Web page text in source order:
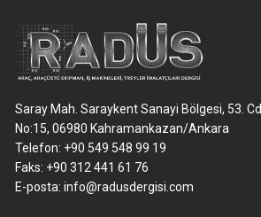
Saray Mah. Saraykent Sanayi Bölgesi, 53. Cd
No:15, 06980 Kahramankazan/Ankara
Telefon: +90 549 548 99 19
Faks: +90 312 441 61 76
E-posta: info@radusdergisi.com